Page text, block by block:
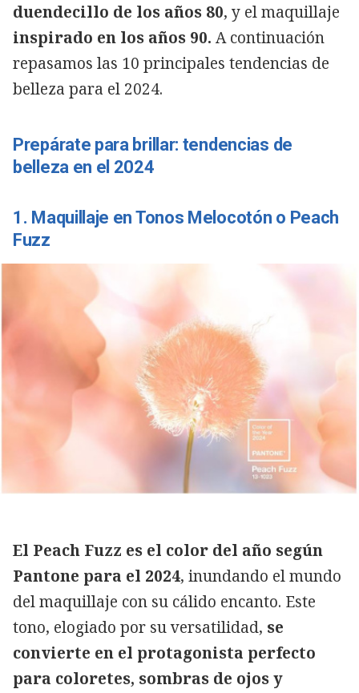
duendecillo de los años 80, y el maquillaje
inspirado en los años 90. A continuación
repasamos las 10 principales tendencias de
belleza para el 2024.
Prepárate para brillar: tendencias de
belleza en el 2024
1. Maquillaje en Tonos Melocotón o Peach
Fuzz
El Peach Fuzz es el color del año según
Pantone para el 2024, inundando el mundo
del maquillaje con su cálido encanto. Este
tono, elogiado por su versatilidad, se
convierte en el protagonista perfecto
para coloretes, sombras de ojos y